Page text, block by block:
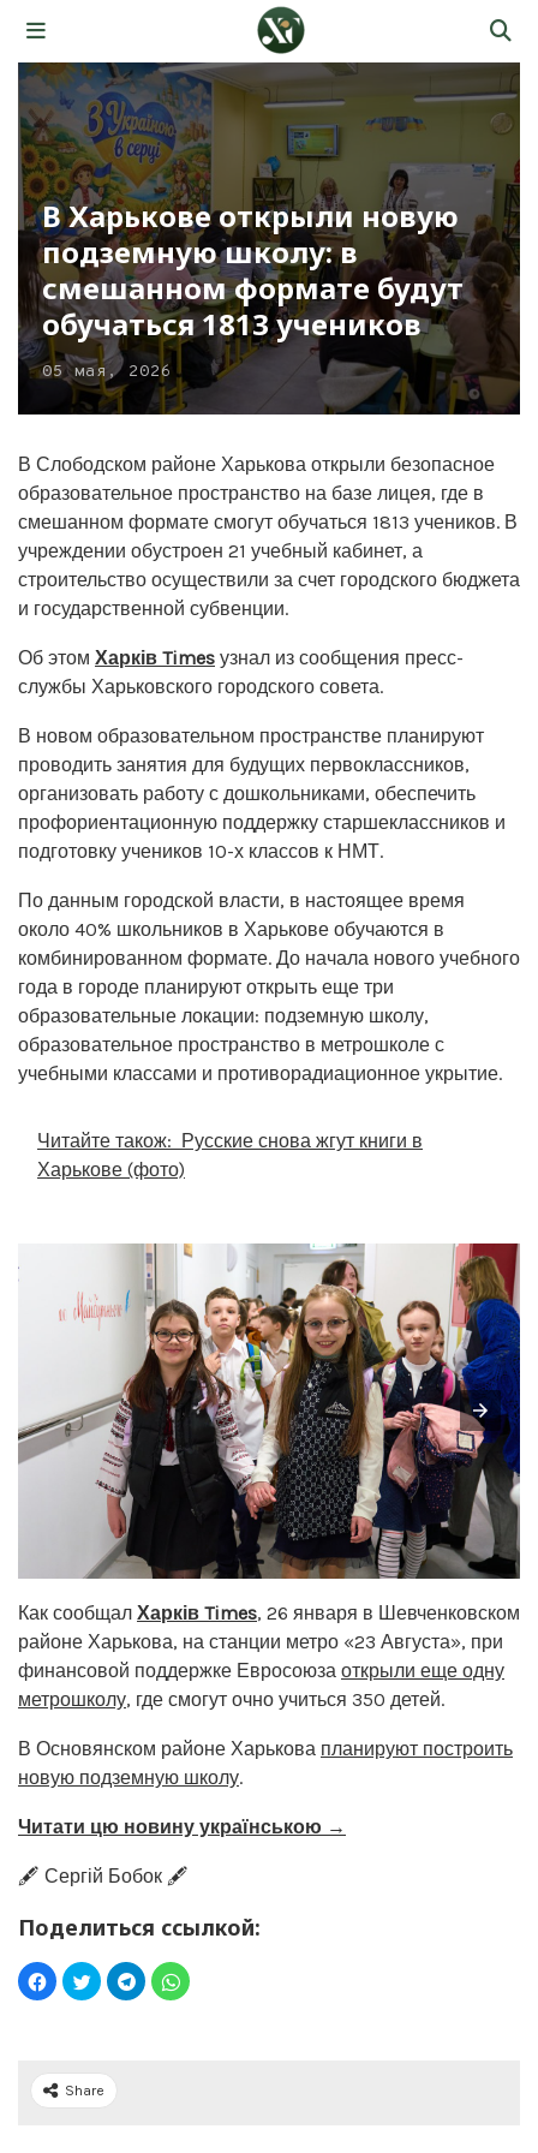
В Харькове открыли новую
подземную школу: в
смешанном формате будут
обучаться 1813 учеников
05 мая, 2026
В Слободском районе Харькова открыли безопасное
образовательное пространство на базе лицея, где в
смешанном формате смогут обучаться 1813 учеников. В
учреждении обустроен 21 учебный кабинет, а
строительство осуществили за счет городского бюджета
и государственной субвенции.
Об этом Харків Times узнал из сообщения пресс-
службы Харьковского городского совета.
В новом образовательном пространстве планируют
проводить занятия для будущих первоклассников,
организовать работу с дошкольниками, обеспечить
профориентационную поддержку старшеклассников и
подготовку учеников 10-х классов к НМТ.
По данным городской власти, в настоящее время
около 40% школьников в Харькове обучаются в
комбинированном формате. До начала нового учебного
года в городе планируют открыть еще три
образовательные локации: подземную школу,
образовательное пространство в метрошколе с
учебными классами и противорадиационное укрытие.
Читайте також: Русские снова жгут книги в
Харькове (фото)
Как сообщал Харків Times, 26 января в Шевченковском
районе Харькова, на станции метро «23 Августа», при
финансовой поддержке Евросоюза открыли еще одну
метрошколу, где смогут очно учиться 350 детей.
В Основянском районе Харькова планируют построить
новую подземную школу.
Читати цю новину українською →
🖋️ Сергій Бобок 🖋️
Поделиться ссылкой:
Share